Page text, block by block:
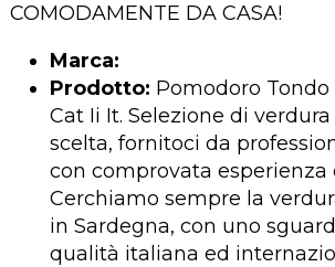
COMODAMENTE DA CASA!
Marca:
Prodotto: Pomodoro
Cat Ii It. Selezione di
scelta, fornitoci da
con comprovata esperienza
Cerchiamo sempre la
in Sardegna, con uno
qualità italiana ed